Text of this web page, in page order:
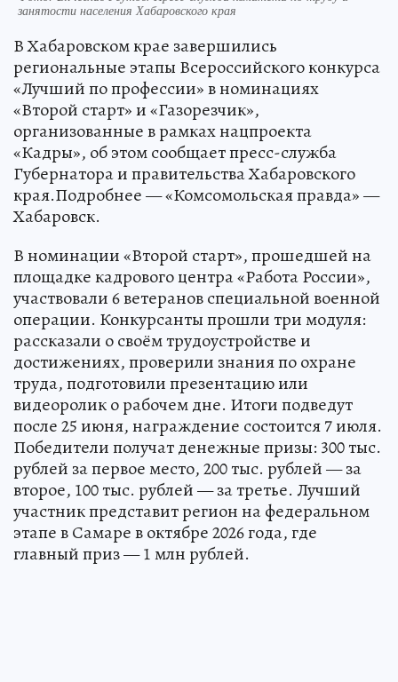
занятости населения Хабаровского края
В Хабаровском крае завершились
региональные этапы Всероссийского конкурса
«Лучший по профессии» в номинациях
«Второй старт» и «Газорезчик»,
организованные в рамках нацпроекта
«Кадры», об этом сообщает пресс-служба
Губернатора и правительства Хабаровского
края.Подробнее — «Комсомольская правда» —
Хабаровск.
В номинации «Второй старт», прошедшей на
площадке кадрового центра «Работа России»,
участвовали 6 ветеранов специальной военной
операции. Конкурсанты прошли три модуля:
рассказали о своём трудоустройстве и
достижениях, проверили знания по охране
труда, подготовили презентацию или
видеоролик о рабочем дне. Итоги подведут
после 25 июня, награждение состоится 7 июля.
Победители получат денежные призы: 300 тыс.
рублей за первое место, 200 тыс. рублей — за
второе, 100 тыс. рублей — за третье. Лучший
участник представит регион на федеральном
этапе в Самаре в октябре 2026 года, где